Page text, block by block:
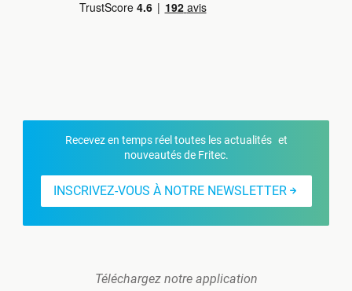
Recevez en temps réel toutes les actualités et
nouveautés de Fritec.
INSCRIVEZ-VOUS À NOTRE NEWSLETTER
Téléchargez notre application